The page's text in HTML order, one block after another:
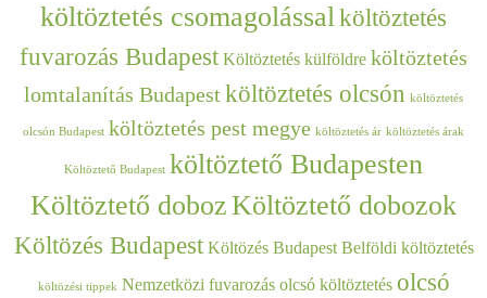
költöztetés csomagolássalköltöztetés
fuvarozás Budapest Költöztetés külföldre költöztetés
lomtalanítás Budapest költöztetés olcsón költöztetés
olcsón Budapest költöztetés pest megye költöztetés ár költöztetés árak
Költöztető Budapest költöztető Budapesten
Költöztető dobozKöltöztető dobozok
Költözés Budapest Költözés Budapest Belföldi költöztetés
költözési tippek Nemzetközi fuvarozás olcsó költöztetés olcsó